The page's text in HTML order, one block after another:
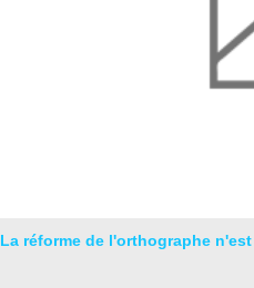
La réforme de l'orthographe